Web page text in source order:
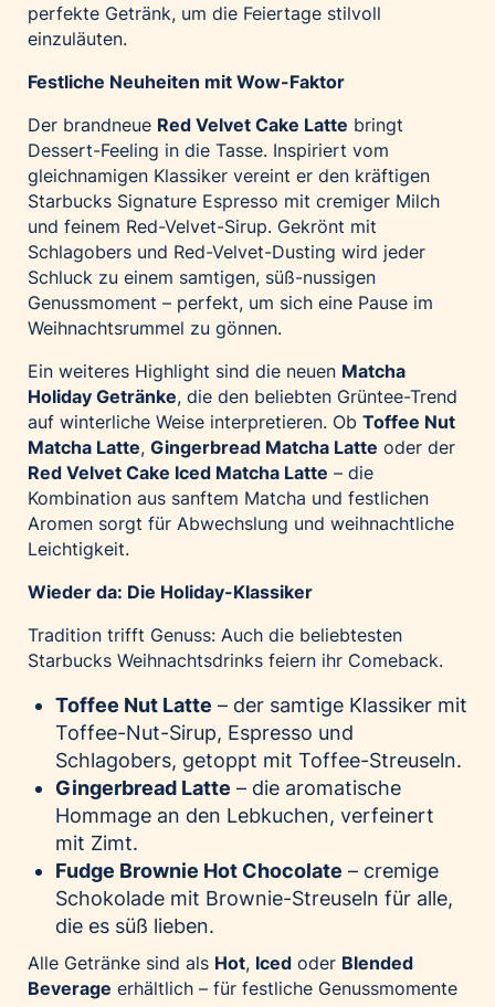
perfekte Getränk, um die Feiertage stilvoll
einzuläuten.
Festliche Neuheiten mit Wow-Faktor
Der brandneue Red Velvet Cake Latte bringt
Dessert-Feeling in die Tasse. Inspiriert vom
gleichnamigen Klassiker vereint er den kräftigen
Starbucks Signature Espresso mit cremiger Milch
und feinem Red-Velvet-Sirup. Gekrönt mit
Schlagobers und Red-Velvet-Dusting wird jeder
Schluck zu einem samtigen, süß-nussigen
Genussmoment – perfekt, um sich eine Pause im
Weihnachtsrummel zu gönnen.
Ein weiteres Highlight sind die neuen Matcha
Holiday Getränke, die den beliebten Grüntee-Trend
auf winterliche Weise interpretieren. Ob Toffee Nut
Matcha Latte, Gingerbread Matcha Latte oder der
Red Velvet Cake Iced Matcha Latte – die
Kombination aus sanftem Matcha und festlichen
Aromen sorgt für Abwechslung und weihnachtliche
Leichtigkeit.
Wieder da: Die Holiday-Klassiker
Tradition trifft Genuss: Auch die beliebtesten
Starbucks Weihnachtsdrinks feiern ihr Comeback.
Toffee Nut Latte – der samtige Klassiker mit
Toffee-Nut-Sirup, Espresso und
Schlagobers, getoppt mit Toffee-Streuseln.
Gingerbread Latte – die aromatische
Hommage an den Lebkuchen, verfeinert
mit Zimt.
Fudge Brownie Hot Chocolate – cremige
Schokolade mit Brownie-Streuseln für alle,
die es süß lieben.
Alle Getränke sind als Hot, Iced oder Blended
Beverage erhältlich – für festliche Genussmomente